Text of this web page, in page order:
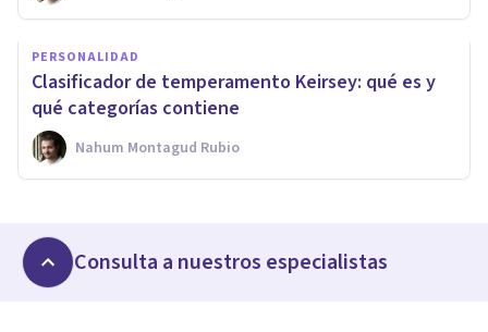
PERSONALIDAD
Clasificador de temperamento Keirsey: qué es y
qué categorías contiene
Nahum Montagud Rubio
Consulta a nuestros especialistas